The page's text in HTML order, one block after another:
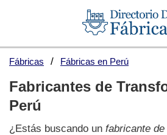
Fábricas Fábricas en Perú
Fabricantes de
Perú
¿Estás buscando un fabricante